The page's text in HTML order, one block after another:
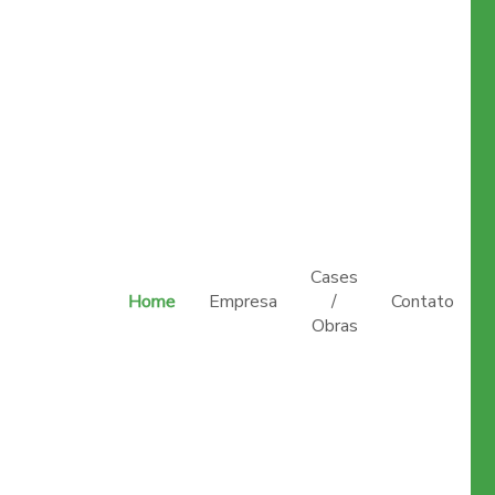
Home Empresa
Cases
/
Obras
Contato